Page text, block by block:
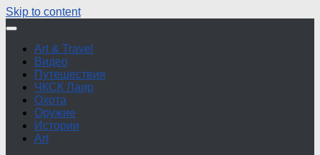
Skip to content
Art & Travel
Видео
Путешествия
ЧКСК Лаир
Охота
Оружие
Истории
Art